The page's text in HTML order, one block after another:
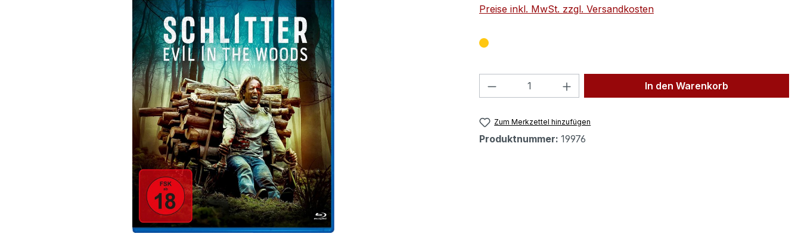
Preise inkl. MwSt. zzgl. Versandkosten
Produkt Anzahl: Gib den gewünschten Wert
In den Warenkorb
Zum Merkzettel hinzufügen
Produktnummer: 19976